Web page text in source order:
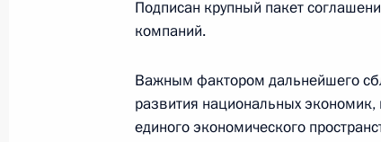
Выступление на
23 января 2004 года, 15:42 Киев,
Подписан крупный пакет
компаний.
Важным фактором дальнейшего
развития национальных
единого экономического